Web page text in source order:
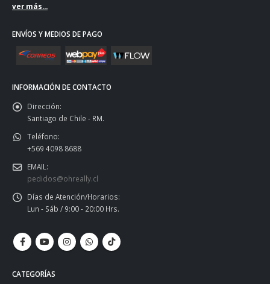
ver más...
ENVÍOS Y MEDIOS DE PAGO
INFORMACIÓN DE CONTACTO
Dirección:
Santiago de Chile - RM.
Teléfono:
+569 4098 8688
EMAIL:
pedidos@ohreally.cl
Días de Atención/Horarios:
Lun - Sáb / 9:00 - 20:00 Hrs.
CATEGORÍAS